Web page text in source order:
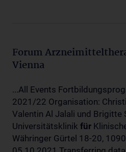
Forum
Vienna
...All Events
2021/22 Organisation:
Valentin Al Jalali und Brigitte
Universitätsklinik für
Währinger Gürtel 18-20,